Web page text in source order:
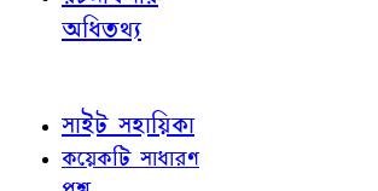
অধিতথ্য
সাইট সহায়িকা
কয়েকটি সাধারণ
প্রশ্ন